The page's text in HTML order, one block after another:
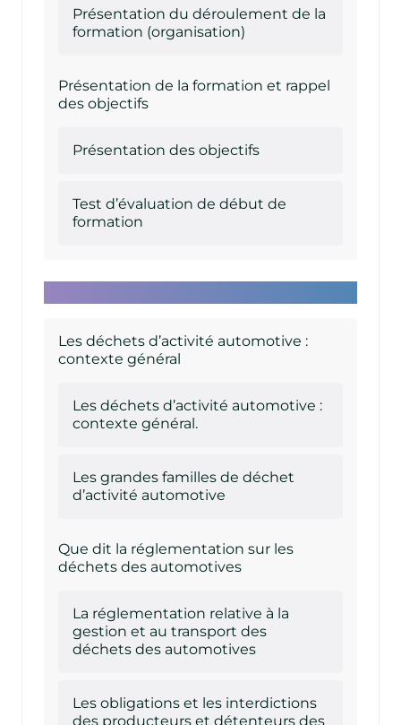
Présentation du déroulement de la
formation (organisation)
Présentation de la formation et rappel
des objectifs
Présentation des objectifs
Test d’évaluation de début de
formation
Les déchets d’activité automotive :
contexte général
Les déchets d’activité automotive :
contexte général.
Les grandes familles de déchet
d’activité automotive
Que dit la réglementation sur les
déchets des automotives
La réglementation relative à la
gestion et au transport des
déchets des automotives
Les obligations et les interdictions
des producteurs et détenteurs des